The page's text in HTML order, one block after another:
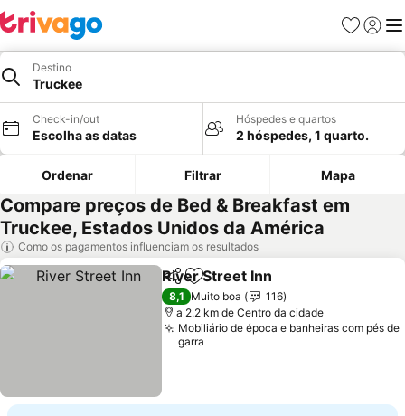
Favoritos
Iniciar
Destino
Truckee
Check-in/out
Escolha as datas
Hóspedes e quartos
2 hóspedes, 1 quarto.
Ordenar Filtrar Mapa
Compare preços de Bed & Breakfast em
Truckee, Estados Unidos da América
Como os pagamentos influenciam os resultados
PartilharAdicionar aos favoritos
River Street Inn
8,1 Muito boa
116
a 2.2 km de Centro da cidade
Mobiliário de época e banheiras com pés de
garra